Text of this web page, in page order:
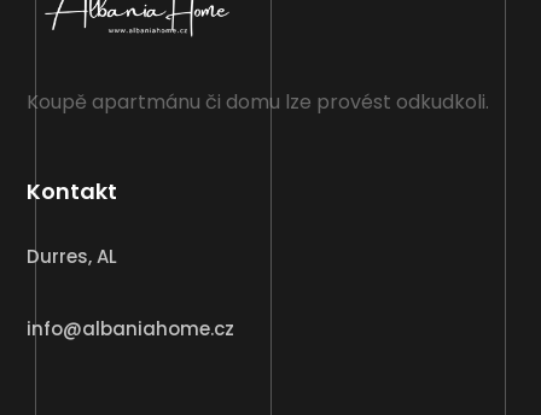
Koupě apartmánu či domu lze provést odkudkoli.
Kontakt
Durres, AL
info@albaniahome.cz